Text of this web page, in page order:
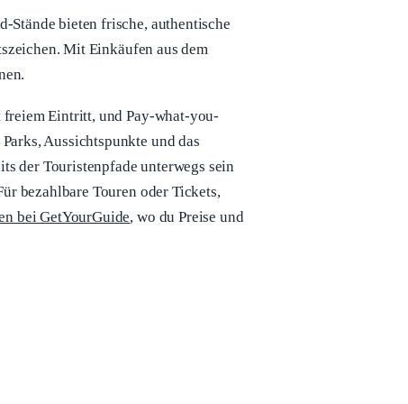
Stände bieten frische, authentische
Mit Einkäufen aus dem
freiem Eintritt, und Pay-what-you-
Aussichtspunkte und das
der Touristenpfade unterwegs sein
bezahlbare Touren oder Tickets,
bei GetYourGuide, wo du Preise und